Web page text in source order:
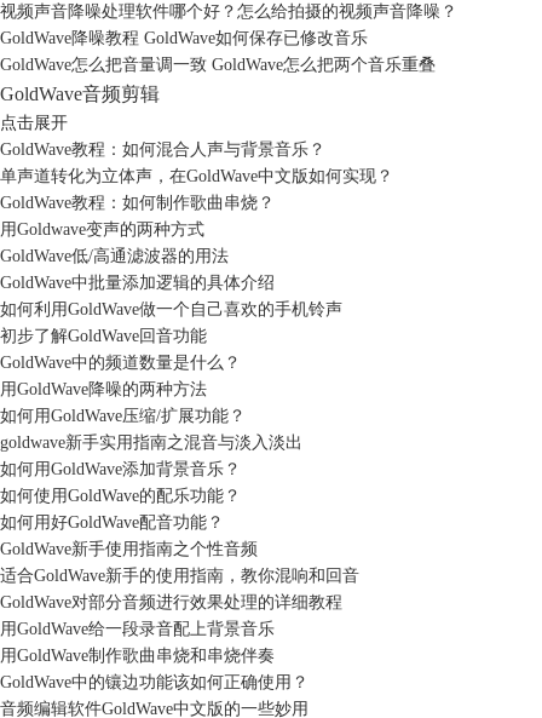
视频声音降噪处理软件哪个好？怎么给拍摄的视频声音降噪？
GoldWave降噪教程 GoldWave如何保存已修改音乐
GoldWave怎么把音量调一致 GoldWave怎么把两个音乐重叠
GoldWave音频剪辑
点击展开
GoldWave教程：如何混合人声与背景音乐？
单声道转化为立体声，在GoldWave中文版如何实现？
GoldWave教程：如何制作歌曲串烧？
用Goldwave变声的两种方式
GoldWave低/高通滤波器的用法
GoldWave中批量添加逻辑的具体介绍
如何利用GoldWave做一个自己喜欢的手机铃声
初步了解GoldWave回音功能
GoldWave中的频道数量是什么？
用GoldWave降噪的两种方法
如何用GoldWave压缩/扩展功能？
goldwave新手实用指南之混音与淡入淡出
如何用GoldWave添加背景音乐？
如何使用GoldWave的配乐功能？
如何用好GoldWave配音功能？
GoldWave新手使用指南之个性音频
适合GoldWave新手的使用指南，教你混响和回音
GoldWave对部分音频进行效果处理的详细教程
用GoldWave给一段录音配上背景音乐
用GoldWave制作歌曲串烧和串烧伴奏
GoldWave中的镶边功能该如何正确使用？
音频编辑软件GoldWave中文版的一些妙用